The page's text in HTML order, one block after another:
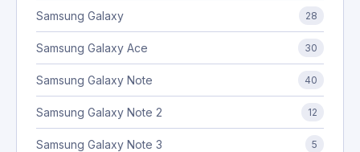
Samsung Galaxy 28
Samsung Galaxy Ace 30
Samsung Galaxy Note 40
Samsung Galaxy Note 2 12
Samsung Galaxy Note 3 5